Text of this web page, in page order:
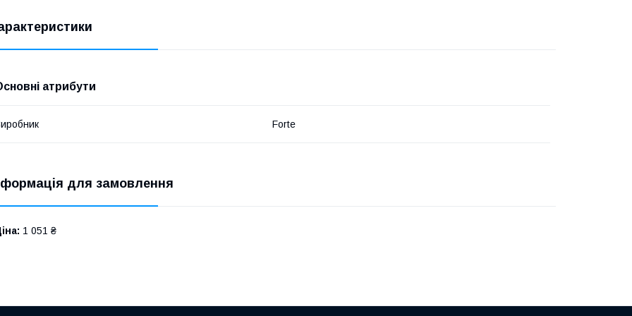
атрибути
Forte
для замовлення
1 051 ₴